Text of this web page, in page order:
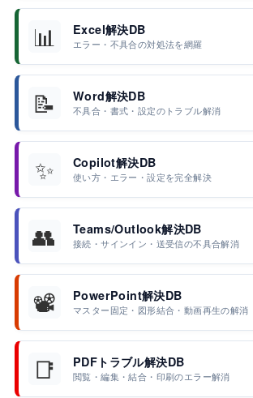
📊 Excel解決DB
エラー・不具合の対処法を網羅
📝 Word解決DB
不具合・書式・設定のトラブル解消
✨ Copilot解決DB
使い方・エラー・設定を完全解決
👥 Teams/Outlook解決DB
接続・サインイン・送受信の不具合解消
📽️ PowerPoint解決DB
マスター固定・図形結合・動画再生の解消
📑 PDFトラブル解決DB
閲覧・編集・結合・印刷のエラー解消